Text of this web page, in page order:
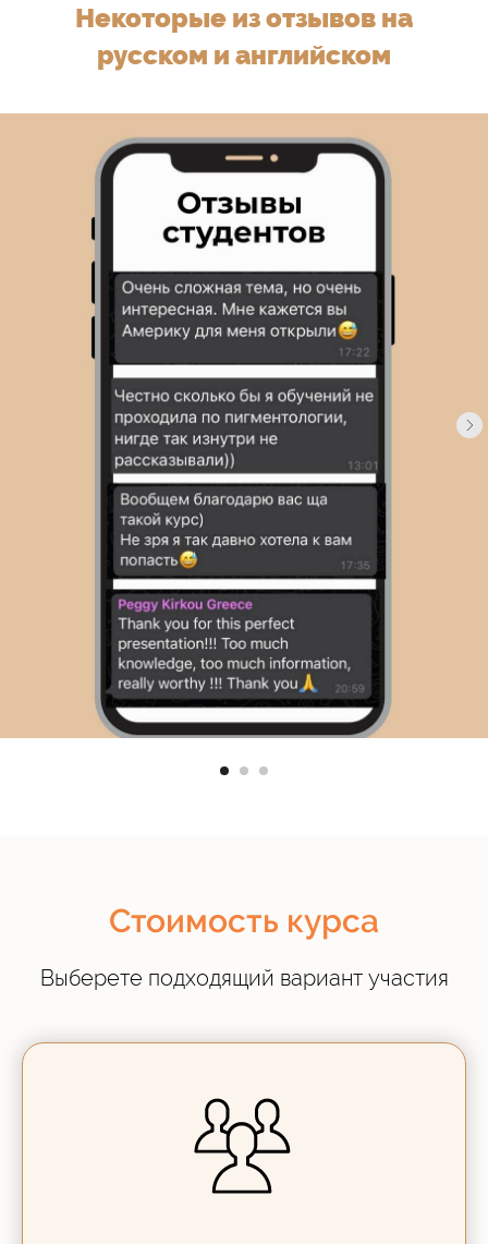
Некоторые из отзывов на
русском и английском
Стоимость курса
Выберете подходящий вариант участия